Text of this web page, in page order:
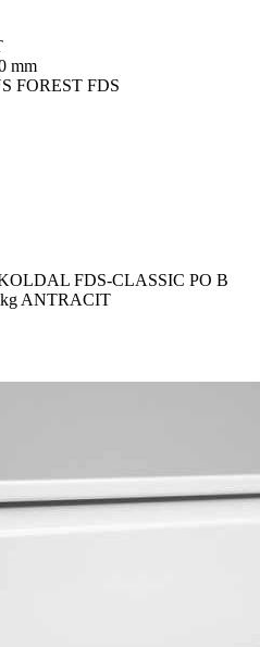
mm
FOREST FDS
FDS-CLASSIC PO B
ANTRACIT